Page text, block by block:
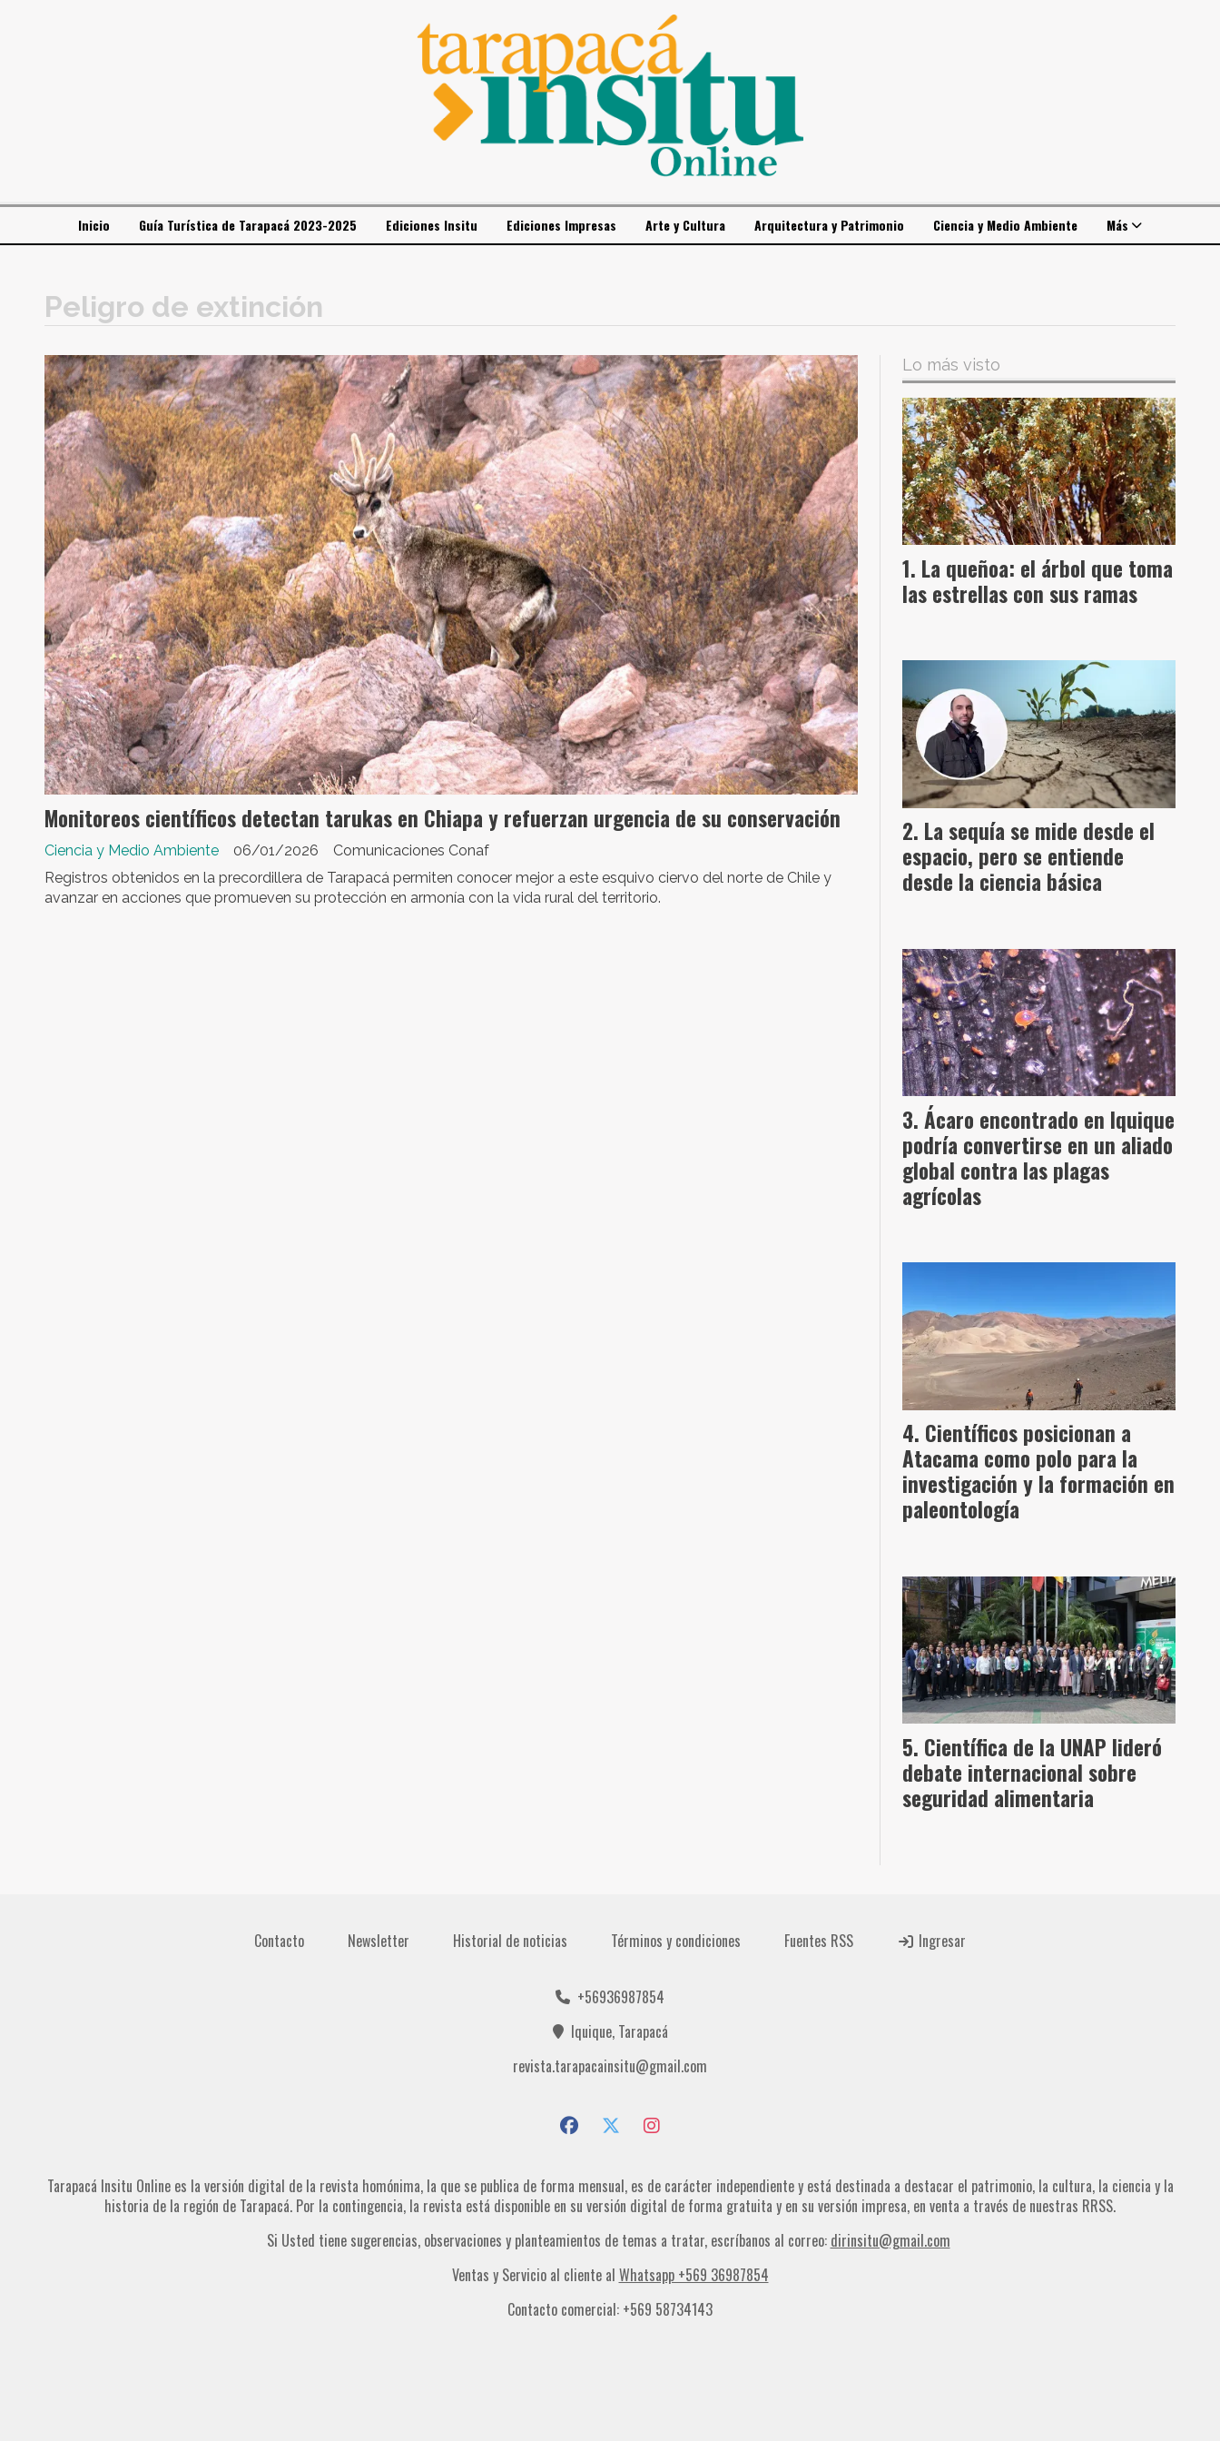
Inicio Guía Turística de Tarapacá 2023-2025 Ediciones Insitu Ediciones Impresas Arte y Cultura Arquitectura y Patrimonio Ciencia y Medio Ambiente Más
Peligro de extinción
Monitoreos científicos detectan tarukas en Chiapa y refuerzan urgencia de su conservación
Comunicaciones Conaf
Ciencia y Medio Ambiente
06/01/2026
Registros obtenidos en la precordillera de Tarapacá permiten conocer mejor a este esquivo ciervo del norte de Chile y
avanzar en acciones que promueven su protección en armonía con la vida rural del territorio.
Lo más visto
La queñoa: el árbol que toma
las estrellas con sus ramas
La sequía se mide desde el
espacio, pero se entiende
desde la ciencia básica
Ácaro encontrado en Iquique
podría convertirse en un aliado
global contra las plagas
agrícolas
Científicos posicionan a
Atacama como polo para la
investigación y la formación en
paleontología
Científica de la UNAP lideró
debate internacional sobre
seguridad alimentaria
Contacto Newsletter Historial de noticias Términos y condiciones Fuentes RSS Ingresar
Tarapacá Insitu Online es la versión digital de la revista homónima, la que se publica de forma mensual, es de carácter independiente y está destinada a destacar el patrimonio, la cultura, la ciencia y la
historia de la región de Tarapacá. Por la contingencia, la revista está disponible en su versión digital de forma gratuita y en su versión impresa, en venta a través de nuestras RRSS.
Si Usted tiene sugerencias, observaciones y planteamientos de temas a tratar, escríbanos al correo: dirinsitu@gmail.com
Ventas y Servicio al cliente al Whatsapp +569 36987854
Contacto comercial: +569 58734143
+56936987854
Iquique, Tarapacá
revista.tarapacainsitu@gmail.com